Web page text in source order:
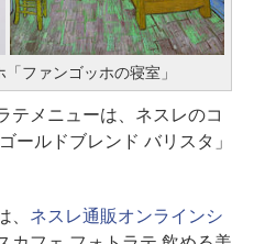
ファンゴッホの寝室」
メニューは、ネスレのコ
ールドブレンド バリスタ」
ネスレ通販オンラインシ